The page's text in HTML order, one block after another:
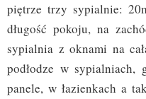
piętrze trzy sypialnie:
długość pokoju, na
sypialnia z oknami na
podłodze w
panele, w łazienkach a